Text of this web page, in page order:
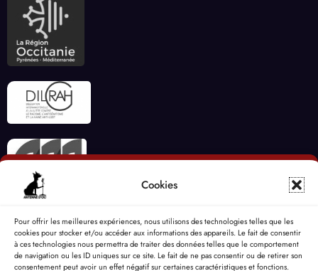
Cookies
Pour offrir les meilleures expériences, nous utilisons des technologies telles que les
cookies pour stocker et/ou accéder aux informations des appareils. Le fait de consentir
à ces technologies nous permettra de traiter des données telles que le comportement
de navigation ou les ID uniques sur ce site. Le fait de ne pas consentir ou de retirer son
consentement peut avoir un effet négatif sur certaines caractéristiques et fonctions.